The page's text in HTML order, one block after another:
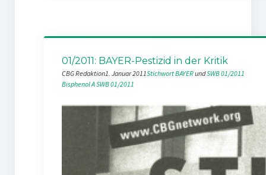
01/2011: BAYER-Pestizid in der Kritik
CBG Redaktion1. Januar 2011Stichwort BAYER und SWB 01/2011
Bisphenol ASWB 01/2011